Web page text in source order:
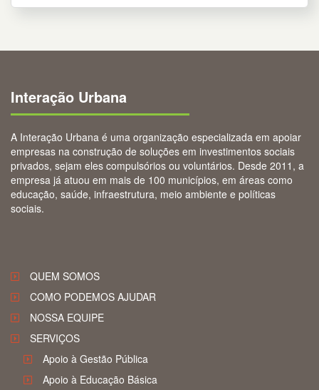
Interação Urbana
A Interação Urbana é uma organização especializada em apoiar
empresas na construção de soluções em investimentos sociais
privados, sejam eles compulsórios ou voluntários. Desde 2011, a
empresa já atuou em mais de 100 municípios, em áreas como
educação, saúde, infraestrutura, meio ambiente e políticas
sociais.
QUEM SOMOS
COMO PODEMOS AJUDAR
NOSSA EQUIPE
SERVIÇOS
Apoio à Gestão Pública
Apoio à Educação Básica